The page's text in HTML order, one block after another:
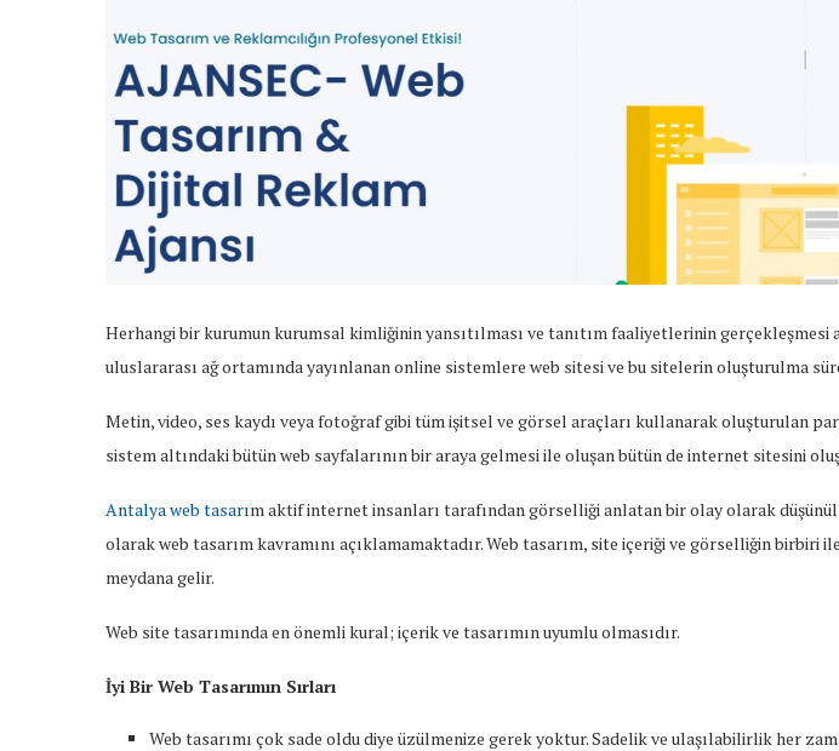
Herhangi bir kurumun kurumsal kimliğinin yansıtılması ve tanıtım faaliyetlerinin gerçekleşmesi
uluslararası ağ ortamında yayınlanan online sistemlere web sitesi ve bu sitelerin oluşturulma
Metin, video, ses kaydı veya fotoğraf gibi tüm işitsel ve görsel araçları kullanarak oluşturulan
sistem altındaki bütün web sayfalarının bir araya gelmesi ile oluşan bütün de internet sitesini
Antalya web tasarım aktif internet insanları tarafından görselliği anlatan bir olay olarak
olarak web tasarım kavramını açıklamamaktadır. Web tasarım, site içeriği ve görselliğin birbiri
meydana gelir.
Web site tasarımında en önemli kural; içerik ve tasarımın uyumlu olmasıdır.
İyi Bir Web Tasarımın Sırları
Web tasarımı çok sade oldu diye üzülmenize gerek yoktur. Sadelik ve ulaşılabilirlik her